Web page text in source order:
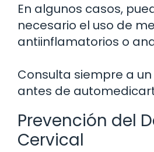
En algunos casos,
necesario el uso de
antiinflamatorios o
Consulta siempre a
antes de
Prevención del
Cervical